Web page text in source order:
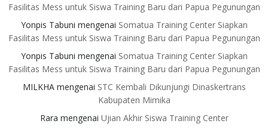
Fasilitas Mess untuk Siswa Training Baru dari Papua Pegunungan
Yonpis Tabuni mengenai Somatua Training Center Siapkan
Fasilitas Mess untuk Siswa Training Baru dari Papua Pegunungan
Yonpis Tabuni mengenai Somatua Training Center Siapkan
Fasilitas Mess untuk Siswa Training Baru dari Papua Pegunungan
MILKHAmengenai STC Kembali Dikunjungi Dinaskertrans
Kabupaten Mimika
Rara mengenai Ujian Akhir Siswa Training Center